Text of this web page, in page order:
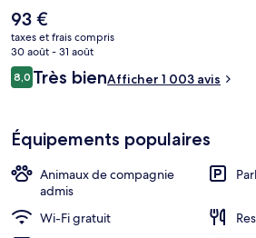
des transports publics. Arrêt de tram
trouve à 14 min à peine.
Le
prix
actuel
est
de
93 €
taxes et frais compris
30 août - 31 août
Avis
voyageurs
8,08,0 sur 10
Très bienAfficher 1 003 avis
Équipements populaires
Animaux de compagnie
admis
Wi-Fi gratuit